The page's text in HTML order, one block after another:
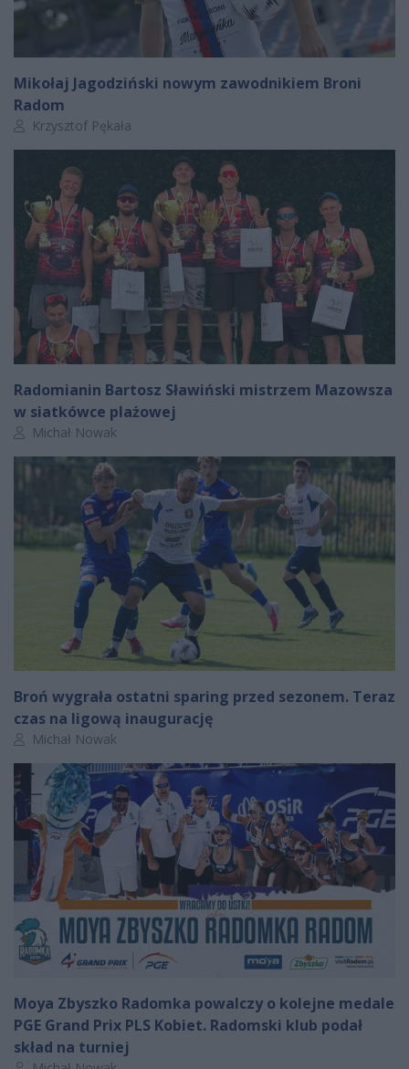
Mikołaj Jagodziński nowym zawodnikiem Broni
Radom
Autor artykułu:
Krzysztof Pękała
Radomianin Bartosz Sławiński mistrzem Mazowsza
w siatkówce plażowej
Autor artykułu:
Michał Nowak
Broń wygrała ostatni sparing przed sezonem. Teraz
czas na ligową inaugurację
Autor artykułu:
Michał Nowak
Moya Zbyszko Radomka powalczy o kolejne medale
PGE Grand Prix PLS Kobiet. Radomski klub podał
skład na turniej